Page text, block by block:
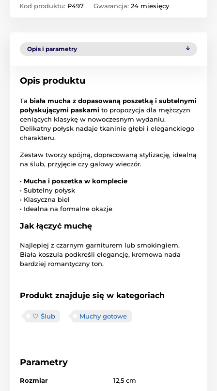
Kod produktu: P497 Gwarancja: 24 miesięcy
Opis i parametry
Opis produktu
Ta biała mucha z dopasowaną poszetką i subtelnymi
połyskującymi paskami to propozycja dla mężczyzn
ceniących klasykę w nowoczesnym wydaniu.
Delikatny połysk nadaje tkaninie głębi i eleganckiego
charakteru.
Zestaw tworzy spójną, dopracowaną stylizację, idealną
na ślub, przyjęcie czy galowy wieczór.
• Mucha i poszetka w komplecie
• Subtelny połysk
• Klasyczna biel
• Idealna na formalne okazje
Jak łączyć muchę
Najlepiej z czarnym garniturem lub smokingiem.
Biała koszula podkreśli elegancję, kremowa nada
bardziej romantyczny ton.
Produkt znajduje się w kategoriach
🤍 Ślub Muchy gotowe
Parametry
Rozmiar 12,5 cm